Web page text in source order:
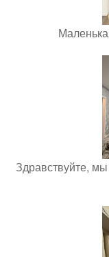
Здравствуйте,